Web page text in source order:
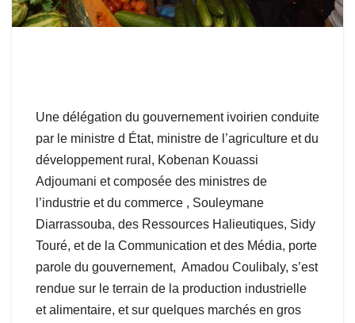
Une délégation du gouvernement ivoirien conduite
par le ministre d État, ministre de l’agriculture et du
développement rural, Kobenan Kouassi
Adjoumani et composée des ministres de
l’industrie et du commerce , Souleymane
Diarrassouba, des Ressources Halieutiques, Sidy
Touré, et de la Communication et des Média, porte
parole du gouvernement, Amadou Coulibaly, s’est
rendue sur le terrain de la production industrielle
et alimentaire, et sur quelques marchés en gros